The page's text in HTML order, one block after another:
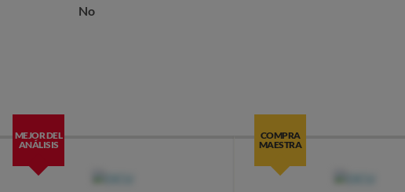
No
MEJOR DEL
ANÁLISIS
COMPRA
MAESTRA